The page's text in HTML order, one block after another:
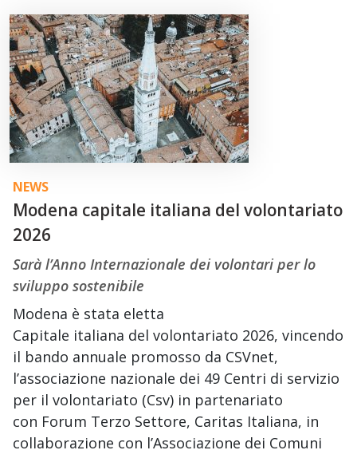
NEWS
Modena capitale italiana del volontariato
2026
Sarà l’Anno Internazionale dei volontari per lo
sviluppo sostenibile
Modena è stata eletta
Capitale italiana del volontariato 2026, vincendo
il bando annuale promosso da CSVnet,
l’associazione nazionale dei 49 Centri di servizio
per il volontariato (Csv) in partenariato
con Forum Terzo Settore, Caritas Italiana, in
collaborazione con l’Associazione dei Comuni